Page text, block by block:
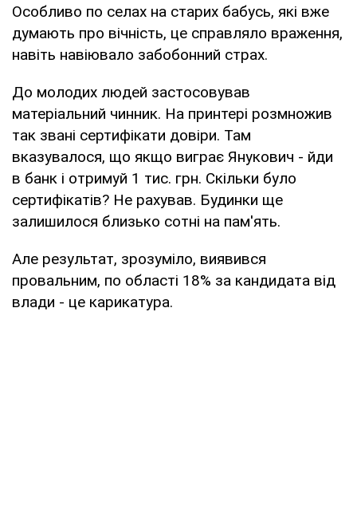
Особливо по селах на старих бабусь, які вже
думають про вічність, це справляло враження,
навіть навіювало забобонний страх.
До молодих людей застосовував
матеріальний чинник. На принтері розмножив
так звані сертифікати довіри. Там
вказувалося, що якщо виграє Янукович - йди
в банк і отримуй 1 тис. грн. Скільки було
сертифікатів? Не рахував. Будинки ще
залишилося близько сотні на пам'ять.
Але результат, зрозуміло, виявився
провальним, по області 18% за кандидата від
влади - це карикатура.